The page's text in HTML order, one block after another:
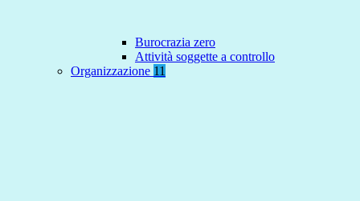
Burocrazia zero
Attività soggette a controllo
Organizzazione 11